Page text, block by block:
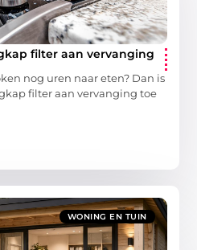
filter aan vervanging
nog uren naar eten? Dan is
filter aan vervanging toe
WONING EN TUIN